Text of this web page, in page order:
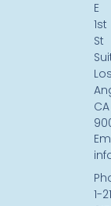
E
1st
St
CA
1-